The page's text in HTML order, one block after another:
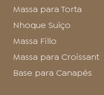
Massa para Torta
Nhoque Suíço
Massa Fillo
Massa para Croissant
Base para Canapés